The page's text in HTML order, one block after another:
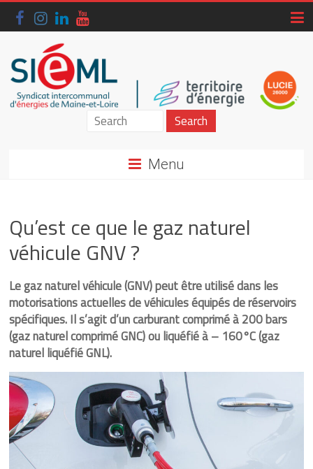
Skip
content
intercommunal
d'énergies
de
Maine-
et-
Loire
Energique
et
lumineux
depuis
1925
Menu
Qu’est ce que le gaz naturel
véhicule GNV ?
Le gaz naturel véhicule (GNV) peut être utilisé dans les
motorisations actuelles de véhicules équipés de réservoirs
spécifiques. Il s’agit d’un carburant comprimé à 200 bars
(gaz naturel comprimé GNC) ou liquéfié à – 160°C (gaz
naturel liquéfié GNL).